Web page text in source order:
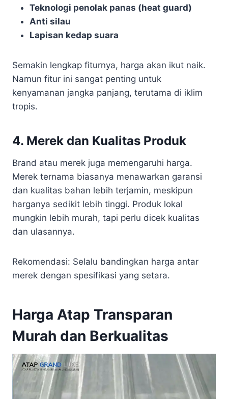
Teknologi penolak panas (heat guard)
Anti silau
Lapisan kedap suara
Semakin lengkap fiturnya, harga akan ikut naik.
Namun fitur ini sangat penting untuk
kenyamanan jangka panjang, terutama di iklim
tropis.
4. Merek dan Kualitas Produk
Brand atau merek juga memengaruhi harga.
Merek ternama biasanya menawarkan garansi
dan kualitas bahan lebih terjamin, meskipun
harganya sedikit lebih tinggi. Produk lokal
mungkin lebih murah, tapi perlu dicek kualitas
dan ulasannya.
Rekomendasi: Selalu bandingkan harga antar
merek dengan spesifikasi yang setara.
Harga Atap Transparan
Murah dan Berkualitas